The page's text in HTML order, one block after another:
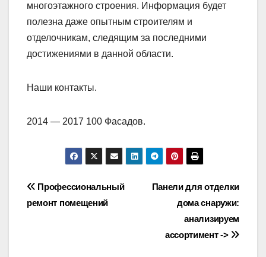
многоэтажного строения. Информация будет
полезна даже опытным строителям и
отделочникам, следящим за последними
достижениями в данной области.
Наши контакты.
2014 — 2017 100 Фасадов.
Навигация
по
Панели для отделки
дома снаружи:
анализируем
ассортимент ->
Профессиональный
ремонт помещений